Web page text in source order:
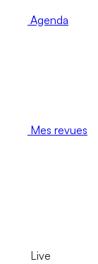
Agenda
Mes revues
Live